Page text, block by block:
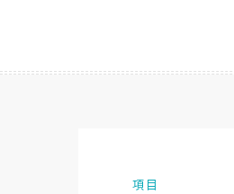
項目